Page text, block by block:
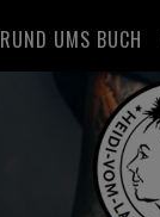
RUND UMS BUCH